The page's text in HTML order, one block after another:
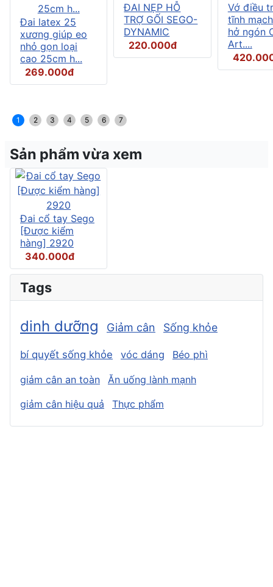
Đai latex 25
xương giúp eo
nhỏ gọn loại
cao 25cm h...
269.000đ
ĐAI NẸP HỖ
TRỢ GỐI SEGO-
DYNAMIC
220.000đ
Vớ điều
tĩnh
hở ngón
Art....
1 2 3 4 5 6 7
Sản phẩm vừa xem
Đai cổ tay Sego
[Được kiểm
hàng] 2920
340.000đ
Tags
dinh dưỡng Giảm cân Sống khỏe
bí quyết sống khỏe vóc dáng Béo phì
giảm cân an toàn
Ăn uống lành mạnh
giảm cân hiệu quả
Thực phẩm